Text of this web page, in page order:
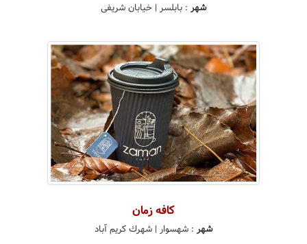
شهر : بابلسر | خیابان شریفی
كافه زمان
شهر : شهسوار | شهرك كريم آباد